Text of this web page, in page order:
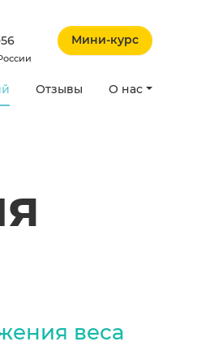
Мини-курс
Отзывы О нас
веса